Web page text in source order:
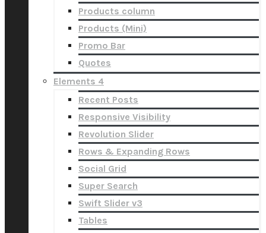
Products column
Products (Mini)
Promo Bar
Quotes
Elements 4
Recent Posts
Responsive Visibility
Revolution Slider
Rows & Expanding Rows
Social Grid
Super Search
Swift Slider v3
Tables